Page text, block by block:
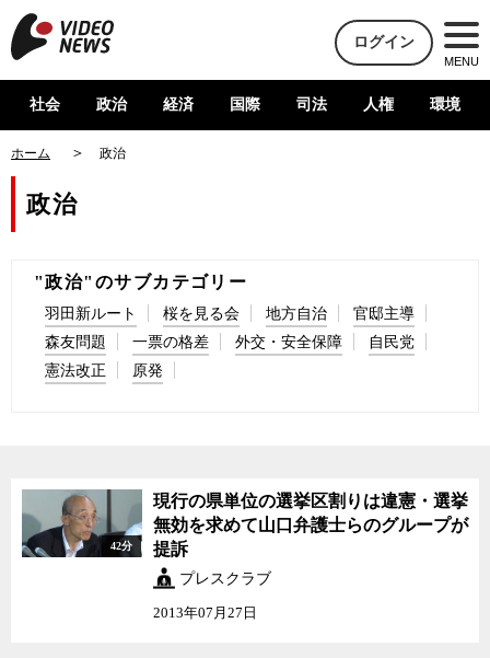
ログイン
MENU
社会 政治 経済 国際 司法 人権 環境
ホーム 政治
政治
"政治"のサブカテゴリー
羽田新ルート 桜を見る会 地方自治
官邸主導
森友問題
一票の格差 外交・安全保障
自民党
憲法改正
原発
現行の県単位の選挙区割
りは違憲・選挙無効を求
めて山口弁護士らのグル
ープが提訴
42分
現行の県単位の選挙区割りは違憲・選挙
無効を求めて山口弁護士らのグループが
提訴
プレスクラブ
2013年07月27日